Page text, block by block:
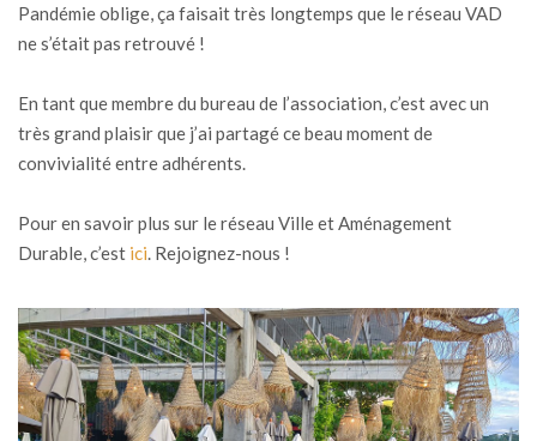
Pandémie oblige, ça faisait très longtemps que le réseau VAD
ne s’était pas retrouvé !
En tant que membre du bureau de l’association, c’est avec un
très grand plaisir que j’ai partagé ce beau moment de
convivialité entre adhérents.
Pour en savoir plus sur le réseau Ville et Aménagement
Durable, c’est ici. Rejoignez-nous !